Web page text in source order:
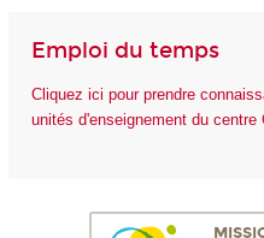
Emploi du temps
Cliquez ici pour prendre
unités d'enseignement du centre